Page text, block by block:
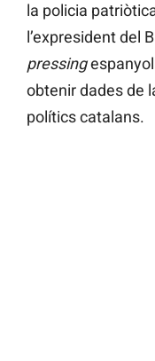
la policia
l’expresident del
pressingespanyol
obtenir dades de
polítics catalans.